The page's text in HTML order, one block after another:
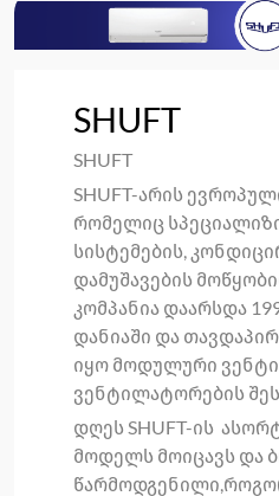
SHUFT
SHUFT
SHUFT-არის
რომელიც
სისტემების,
დამუშავების
კომპანია დაარსდა
დანიაში და
იყო მოდულური
ვენტილატორების
დღეს SHUFT-ის
მოდელს მოიცავს და